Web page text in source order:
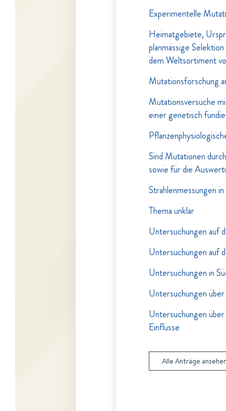
Experimentelle
Heimatgebiete,
planmässige
dem Weltsortiment
Mutationsforschung
Mutationsversuche
einer genetisch
Sind Mutationen
sowie für die
Strahlenmessungen
Thema unklar
Untersuchungen auf
Untersuchungen auf
Untersuchungen in
Untersuchungen
Untersuchungen
Einflüsse
Alle Anträge